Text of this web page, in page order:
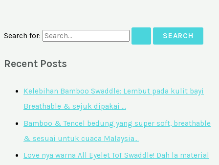
Search for:
Recent Posts
Kelebihan Bamboo Swaddle: Lembut pada kulit bayi
Breathable & sejuk dipakai …
Bamboo & Tencel bedung yang super soft, breathable
& sesuai untuk cuaca Malaysia…
Love nya warna All Eyelet ToT Swaddle! Dah la material